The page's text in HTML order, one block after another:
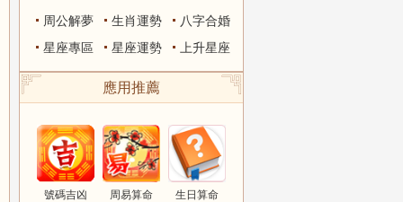
周公解夢 生肖運勢
八字合婚
星座專區
星座運勢 上升星座
應用推薦
號碼吉凶 周易算命 生日算命